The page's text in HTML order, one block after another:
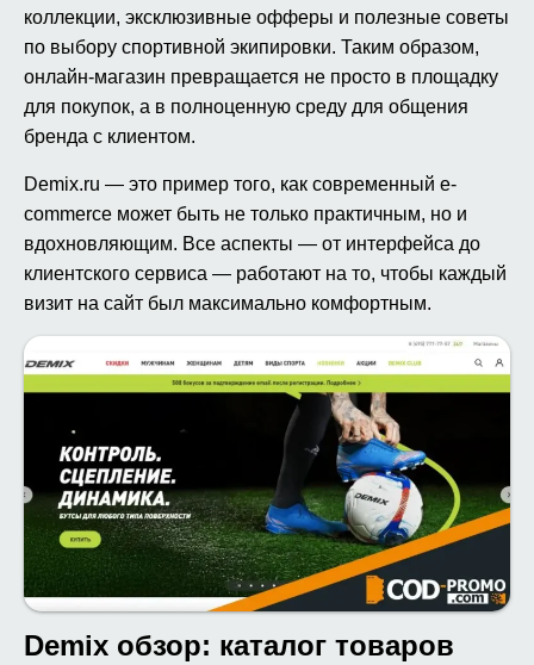
коллекции, эксклюзивные офферы и полезные советы
по выбору спортивной экипировки. Таким образом,
онлайн-магазин превращается не просто в площадку
для покупок, а в полноценную среду для общения
бренда с клиентом.
Demix.ru — это пример того, как современный e-
commerce может быть не только практичным, но и
вдохновляющим. Все аспекты — от интерфейса до
клиентского сервиса — работают на то, чтобы каждый
визит на сайт был максимально комфортным.
Demix обзор: каталог товаров